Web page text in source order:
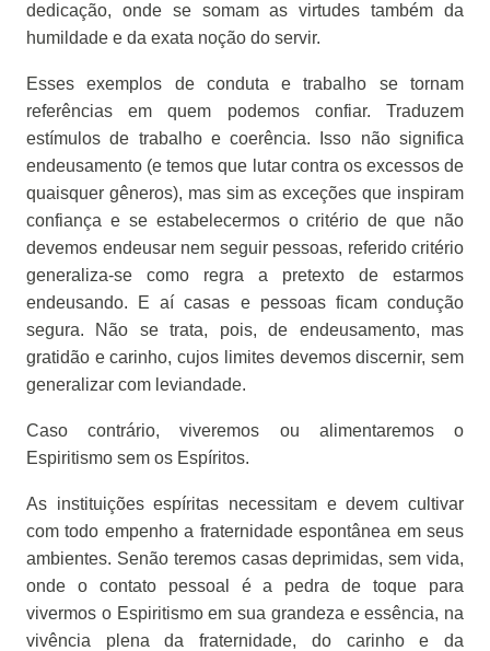
dedicação, onde se somam as virtudes também da
humildade e da exata noção do servir.
Esses exemplos de conduta e trabalho se tornam
referências em quem podemos confiar. Traduzem
estímulos de trabalho e coerência. Isso não significa
endeusamento (e temos que lutar contra os excessos de
quaisquer gêneros), mas sim as exceções que inspiram
confiança e se estabelecermos o critério de que não
devemos endeusar nem seguir pessoas, referido critério
generaliza-se como regra a pretexto de estarmos
endeusando. E aí casas e pessoas ficam condução
segura. Não se trata, pois, de endeusamento, mas
gratidão e carinho, cujos limites devemos discernir, sem
generalizar com leviandade.
Caso contrário, viveremos ou alimentaremos o
Espiritismo sem os Espíritos.
As instituições espíritas necessitam e devem cultivar
com todo empenho a fraternidade espontânea em seus
ambientes. Senão teremos casas deprimidas, sem vida,
onde o contato pessoal é a pedra de toque para
vivermos o Espiritismo em sua grandeza e essência, na
vivência plena da fraternidade, do carinho e da